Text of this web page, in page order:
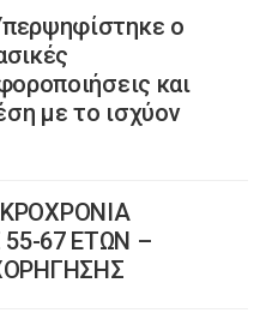
ο
και
με το ισχύον
67 ΕΤΩΝ –